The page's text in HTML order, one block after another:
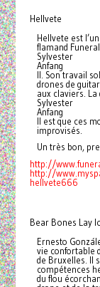
Hellvete
Hellvete est
flamand
Sylvester
Anfang
II. Son travail
drones de
aux claviers.
Sylvester
Anfang
II est que ces
improvisés.
Un très bon,
http://
http://
hellvete666
Bear Bones Lay
Ernesto
vie confortable
de Bruxelles. Il
compétences
du flou